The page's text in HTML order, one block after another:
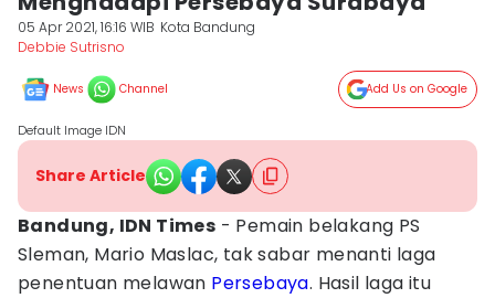
05 Apr 2021, 16:16 WIB Kota Bandung
Debbie Sutrisno
News Channel Add Us on Google
Default Image IDN
Share Article
Bandung, IDN Times - Pemain belakang PS
Sleman, Mario Maslac, tak sabar menanti laga
penentuan melawan Persebaya. Hasil laga itu